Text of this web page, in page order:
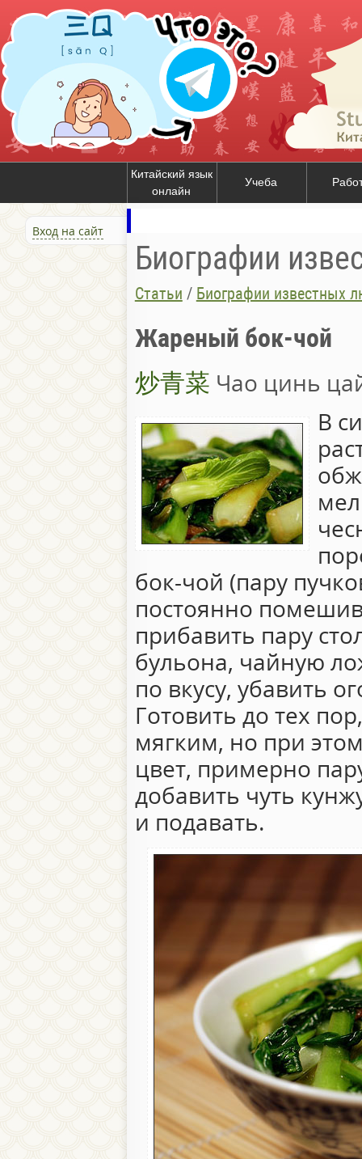
Китайский язык
онлайн
Учеба
Вход на сайт
Биографии
Статьи / Биографии известных
Жареный бок-чой
炒青菜 Чао цинь
В
бок-чой (пару
постоянно
прибавить пару
бульона, чайную
по вкусу, убавить
Готовить до тех
мягким, но при
цвет, примерно
добавить чуть
и подавать.